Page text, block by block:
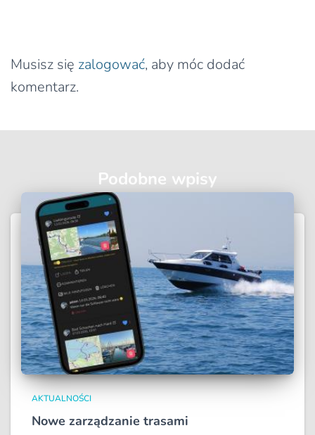
Musisz się zalogować, aby móc dodać
komentarz.
Podobne wpisy
AKTUALNOŚCI
Nowe zarządzanie trasami